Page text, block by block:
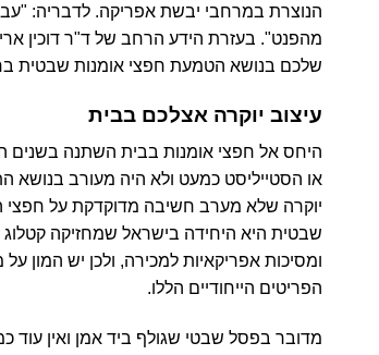
הנוצרת במרחבי יבשת אפריקה. לדבריה:
מהפנט". בעזרת הידע הרחב של ד"ר דוכין
שלכם בנושא הטמעת חפצי אומנות שבטית
עיצוב יוקרה אצלכם בבית
היחס אל חפצי אומנות בבית השתנה בשנים
או הסטייליסט כמעט ולא היה מעורב בנושא
יוקרה שלא מערב חשיבה מדוקדקת על חפצי
שבטית היא היחידה בישראל שמחזיקה קטלוג
ומסיכות אפריקאיות למכירה, ולכן יש
הפריטים הייחודיים הללו.
מדובר בפסל שבטי שגולף ביד אמן ואין עוד